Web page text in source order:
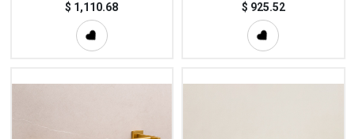
$ 1,110.68 $ 925.52